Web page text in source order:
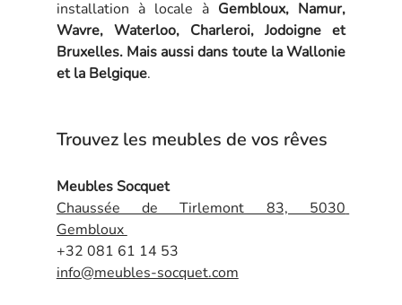
installation à locale à Gembloux, Namur,
Wavre, Waterloo, Charleroi, Jodoigne et
Bruxelles. Mais aussi dans toute la Wallonie
et la Belgique.
Trouvez les meubles de vos rêves
Meubles Socquet
Chaussée de Tirlemont 83, 5030
Gembloux
+32 081 61 14 53
info@meubles-socquet.com